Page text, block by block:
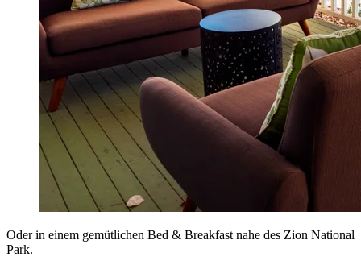
Oder in einem gemütlichen Bed & Breakfast nahe des Zion National
Park.